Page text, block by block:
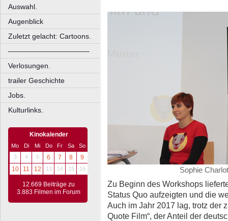
Auswahl.
Augenblick
Zuletzt gelacht: Cartoons.
––––––––––––––––––––
Verlosungen.
trailer Geschichte
Jobs.
Kulturlinks.
Kinokalender
Mo Di Mi Do Fr Sa
So
3
4 5 6 7 8
9
10
11 12 13 14 15 16
12.669 Beiträge zu
3.883 Filmen im Forum
Sophie
Zu Beginn des Workshops
Status Quo aufzeigten und die
Auch im Jahr 2017 lag, trotz der
Quote Film“, der Anteil der